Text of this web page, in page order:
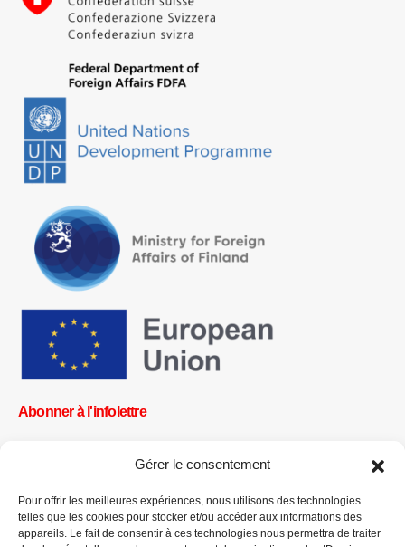
Gérer le consentement
Pour offrir les meilleures expériences, nous utilisons des technologies
telles que les cookies pour stocker et/ou accéder aux informations des
appareils. Le fait de consentir à ces technologies nous permettra de traiter
Abonner à l'infolettre
OK
Obtenez toutes les dernières informations sur les actualités, les